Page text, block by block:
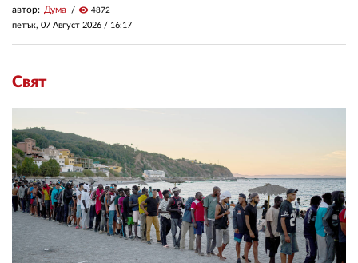
автор: Дума visibility 4872
петък, 07 Август 2026 / 16:17
Свят